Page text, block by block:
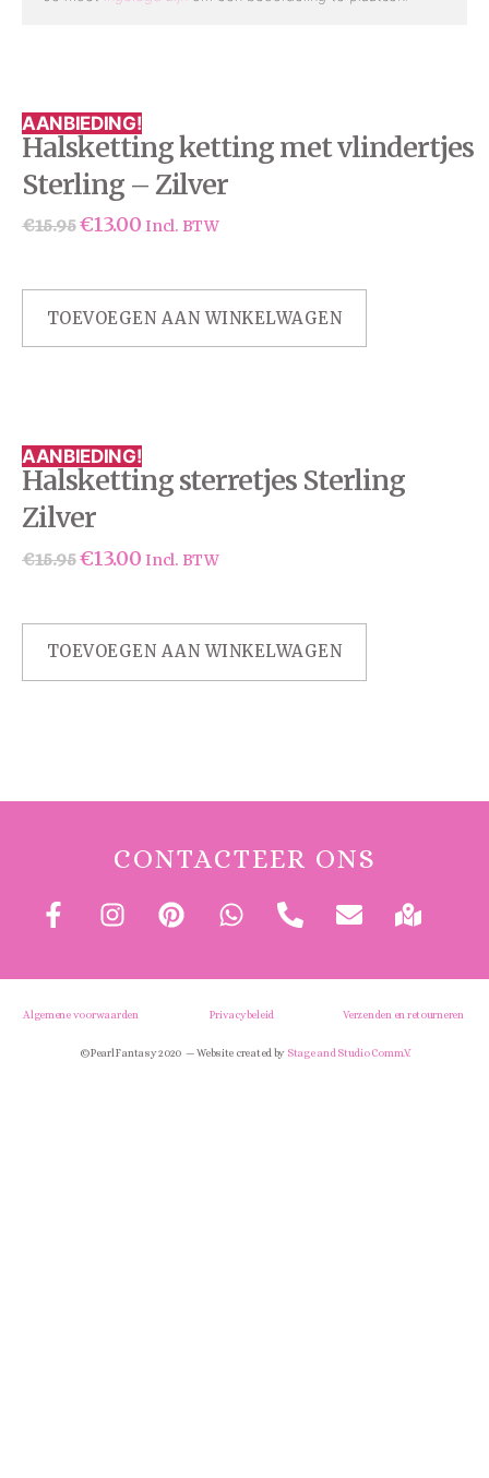
AANBIEDING!
Halsketting ketting met vlindertjes
Sterling – Zilver
€15.95€13.00 Incl. BTW
TOEVOEGEN AAN WINKELWAGEN
AANBIEDING!
Halsketting sterretjes Sterling
Zilver
€15.95€13.00 Incl. BTW
TOEVOEGEN AAN WINKELWAGEN
CONTACTEER ONS
Algemene voorwaarden Privacybeleid Verzenden en retourneren
© Pearl Fantasy 2020 — Website created by Stage and Studio Comm.V.